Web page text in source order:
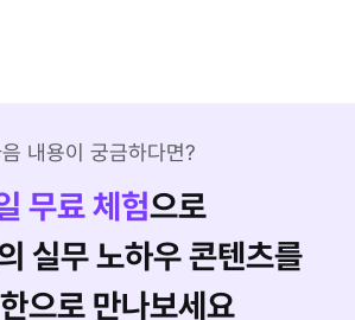
내용이 궁금하다면?
무료 체험으로
실무 노하우 콘텐츠를
으로 만나보세요